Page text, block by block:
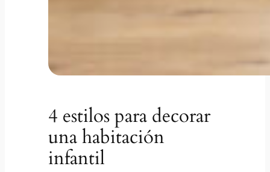
4 estilos para decorar
una habitación
infantil